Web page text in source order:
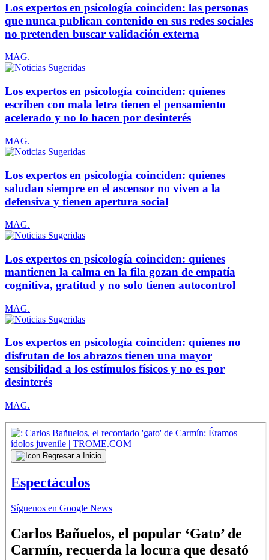
Los expertos en psicología coinciden: las personas
que nunca publican contenido en sus redes sociales
no pretenden buscar validación externa
MAG.
Los expertos en psicología coinciden: quienes
escriben con mala letra tienen el pensamiento
acelerado y no lo hacen por desinterés
MAG.
Los expertos en psicología coinciden: quienes
saludan siempre en el ascensor no viven a la
defensiva y tienen apertura social
MAG.
Los expertos en psicología coinciden: quienes
mantienen la calma en la fila gozan de empatía
cognitiva, gratitud y no solo tienen autocontrol
MAG.
Los expertos en psicología coinciden: quienes no
disfrutan de los abrazos tienen una mayor
sensibilidad a los estímulos físicos y no es por
desinterés
MAG.